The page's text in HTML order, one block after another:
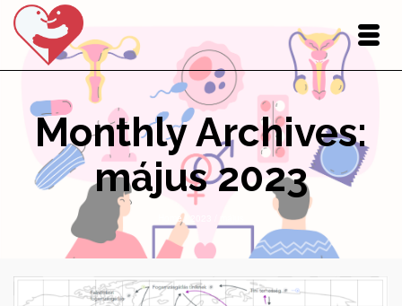
Monthly Archives:
május 2023
Home